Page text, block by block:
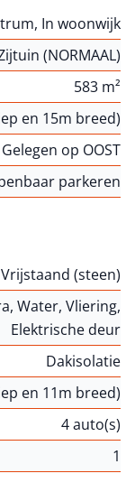
In woonwijk
(NORMAAL)
583 m²
en 15m breed)
Gelegen op OOST
parkeren
Vrijstaand (steen)
Water, Vliering,
Elektrische deur
Dakisolatie
en 11m breed)
4 auto(s)
1